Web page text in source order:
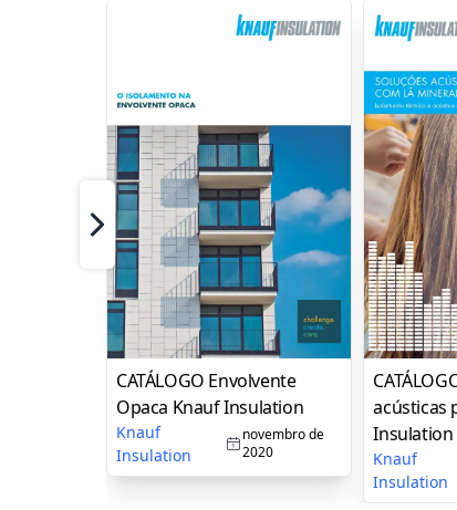
CATÁLOGO Envolvente
Opaca Knauf Insulation
Knauf
Insulation
novembro de
2020
acústicas
Insulation
Knauf
Insulation
Próximo